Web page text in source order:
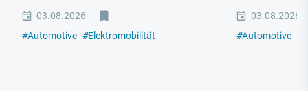
03.08.2026
#Automotive #Elektromobilität
03.08.2026
#Automotive